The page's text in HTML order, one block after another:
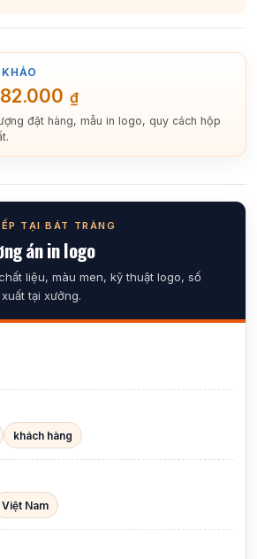
₫
đặt hàng, mẫu in logo, quy cách hộp
TẠI BÁT TRÀNG
án in logo
liệu, màu men, kỹ thuật logo, số
tại xưởng.
khách hàng
Việt Nam